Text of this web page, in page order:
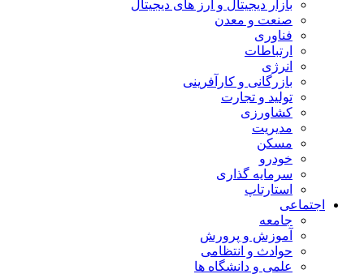
بازار دیجیتال و ارز های دیجیتال
صنعت و معدن
فناوری
ارتباطات
انرژی
بازرگانی و کارآفرینی
تولید و تجارت
کشاورزی
مدیریت
مسکن
خودرو
سرمایه گذاری
استارتاپ
اجتماعی
جامعه
آموزش و پرورش
حوادث و انتظامی
علمی و دانشگاه ها